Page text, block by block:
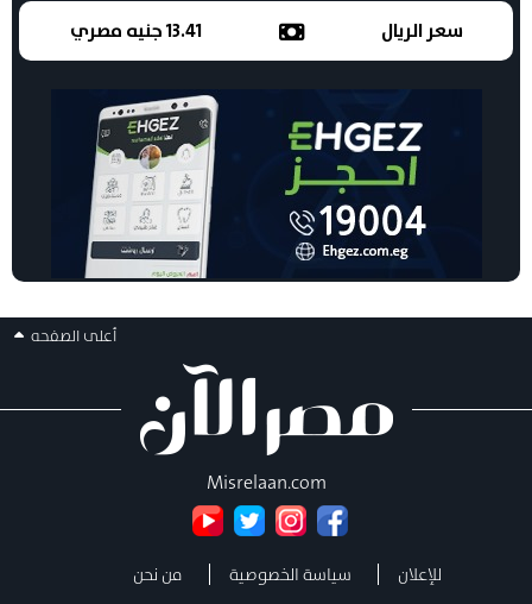
سعر الريال 13.41 جنيه مصري
أعلى الصفحه
Misrelaan.com
للإعلان سياسة الخصوصية من نحن